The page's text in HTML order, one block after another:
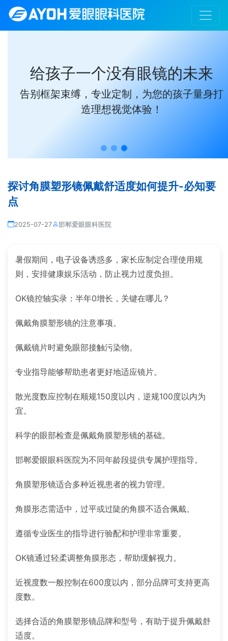
给孩子一个没有眼镜的未来
告别框架束缚，专业定制，为您的孩子量身打
造理想视觉体验！
探讨角膜塑形镜佩戴舒适度如何提升-必知要
点
2025-07-27 邯郸爱眼眼科医院
暑假期间，电子设备诱惑多，家长应制定合理使用规
则，安排健康娱乐活动，防止视力过度负担。
OK镜控轴实录：半年0增长，关键在哪儿？
佩戴角膜塑形镜的注意事项。
佩戴镜片时避免眼部接触污染物。
专业指导能够帮助患者更好地适应镜片。
散光度数应控制在顺规150度以内，逆规100度以内为
宜。
科学的眼部检查是佩戴角膜塑形镜的基础。
邯郸爱眼眼科医院为不同年龄段提供专属护理指导。
角膜塑形镜适合多种近视患者的视力管理。
角膜形态需适中，过平或过陡的角膜不适合佩戴。
遵循专业医生的指导进行验配和护理非常重要。
OK镜通过轻柔调整角膜形态，帮助缓解视力。
近视度数一般控制在600度以内，部分品牌可支持更高
度数。
选择合适的角膜塑形镜品牌和型号，有助于提升佩戴舒
适度。